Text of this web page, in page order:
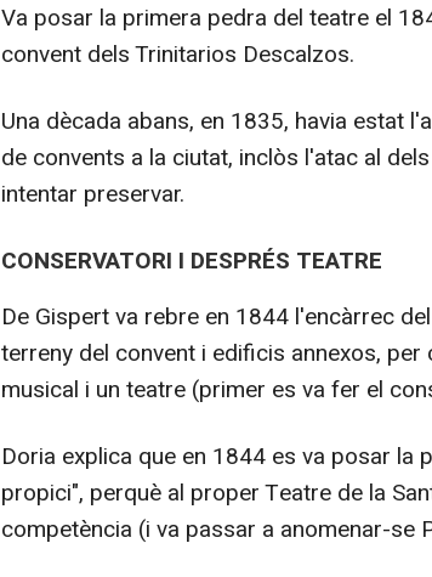
Va posar la primera pedra del teatre el
convent dels Trinitarios Descalzos.
Una dècada abans, en 1835, havia estat
de convents a la ciutat, inclòs l'atac al
intentar preservar.
CONSERVATORI I DESPRÉS TEATRE
De Gispert va rebre en 1844 l'encàrrec
terreny del convent i edificis annexos,
musical i un teatre (primer es va fer el
Doria explica que en 1844 es va posar la
propici", perquè al proper Teatre de la
competència (i va passar a anomenar-se